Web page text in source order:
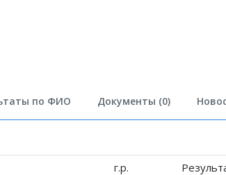
по ФИО Документы (0)
г.р.